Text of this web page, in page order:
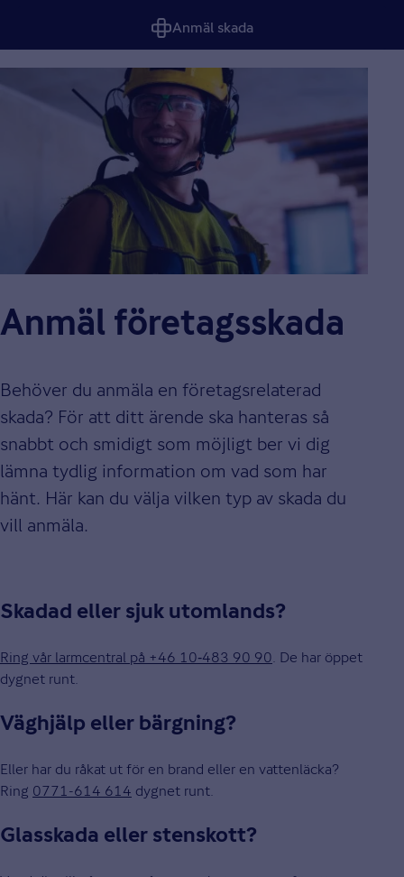
Anmäl skada
Anmäl företagsskada
Behöver du anmäla en företagsrelaterad
skada? För att ditt ärende ska hanteras så
snabbt och smidigt som möjligt ber vi dig
lämna tydlig information om vad som har
hänt. Här kan du välja vilken typ av skada du
vill anmäla.
Skadad eller sjuk utomlands?
Ring vår larmcentral på +46 10‑483 90 90. De har öppet
dygnet runt.
Väghjälp eller bärgning?
Eller har du råkat ut för en brand eller en vattenläcka?
Ring 0771-614 614 dygnet runt.
Glasskada eller stenskott?